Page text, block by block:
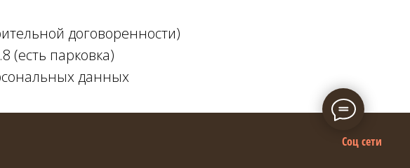
договоренности)
(есть парковка)
данных
Соц сети